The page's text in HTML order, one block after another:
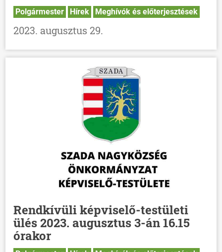
Polgármester Hírek Meghívók és előterjesztések
2023. augusztus 29.
Rendkívüli képviselő-testületi
ülés 2023. augusztus 3-án 16.15
órakor